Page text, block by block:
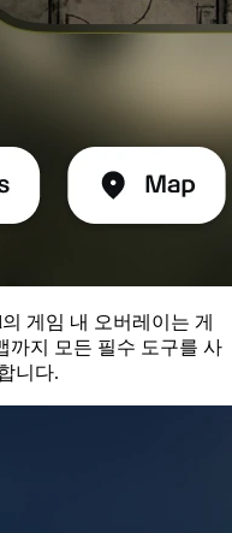
의 게임 내 오버레이는 게
까지 모든 필수 도구를 사
니다.